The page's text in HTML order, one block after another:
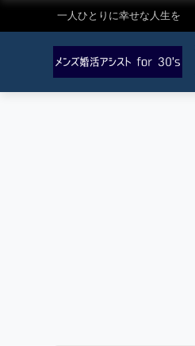
一人ひとりに幸せな人生を